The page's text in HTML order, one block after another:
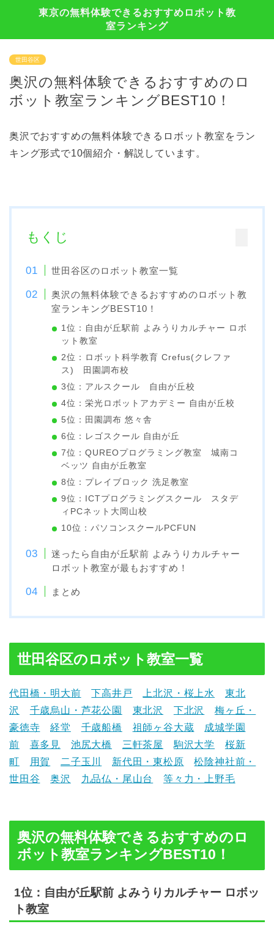
東京の無料体験できるおすすめロボット教
室ランキング
世田谷区
奥沢の無料体験できるおすすめのロ
ボット教室ランキングBEST10！
奥沢でおすすめの無料体験できるロボット教室をラン
キング形式で10個紹介・解説しています。
もくじ
世田谷区のロボット教室一覧
奥沢の無料体験できるおすすめのロボット教
室ランキングBEST10！
1位：自由が丘駅前 よみうりカルチャー ロボ
ット教室
2位：ロボット科学教育 Crefus(クレファ
ス) 田園調布校
3位：アルスクール 自由が丘校
4位：栄光ロボットアカデミー 自由が丘校
5位：田園調布 悠々舎
6位：レゴスクール 自由が丘
7位：QUREOプログラミング教室 城南コ
ベッツ 自由が丘教室
8位：プレイブロック 洗足教室
9位：ICTプログラミングスクール スタデ
ィPCネット大岡山校
10位：パソコンスクールPCFUN
迷ったら自由が丘駅前 よみうりカルチャー
ロボット教室が最もおすすめ！
まとめ
世田谷区のロボット教室一覧
代田橋・明大前 下高井戸 上北沢・桜上水
東北
沢
千歳烏山・芦花公園 東北沢 下北沢
梅ヶ丘・
豪徳寺
経堂 千歳船橋 祖師ヶ谷大蔵
成城学園
前
喜多見 池尻大橋 三軒茶屋 駒沢大学
桜新
町
用賀 二子玉川 新代田・東松原
松陰神社前・
世田谷
奥沢 九品仏・尾山台 等々力・上野毛
奥沢の無料体験できるおすすめのロ
ボット教室ランキングBEST10！
1位：自由が丘駅前 よみうりカルチャー ロボッ
ト教室